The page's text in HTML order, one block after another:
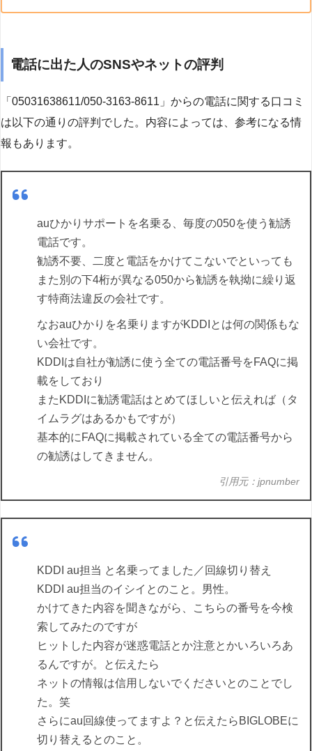
電話に出た人のSNSやネットの評判
「05031638611/050-3163-8611」からの電話に関する口コミ
は以下の通りの評判でした。内容によっては、参考になる情
報もあります。
auひかりサポートを名乗る、毎度の050を使う勧誘
電話です。
勧誘不要、二度と電話をかけてこないでといっても
また別の下4桁が異なる050から勧誘を執拗に繰り返
す特商法違反の会社です。
なおauひかりを名乗りますがKDDIとは何の関係もな
い会社です。
KDDIは自社が勧誘に使う全ての電話番号をFAQに掲
載をしており
またKDDIに勧誘電話はとめてほしいと伝えれば（タ
イムラグはあるかもですが）
基本的にFAQに掲載されている全ての電話番号から
の勧誘はしてきません。
引用元：jpnumber
KDDI au担当 と名乗ってました／回線切り替え
KDDI au担当のイシイとのこと。男性。
かけてきた内容を聞きながら、こちらの番号を今検
索してみたのですが
ヒットした内容が迷惑電話とか注意とかいろいろあ
るんですが。と伝えたら
ネットの情報は信用しないでくださいとのことでし
た。笑
さらにau回線使ってますよ？と伝えたらBIGLOBEに
切り替えるとのこと。